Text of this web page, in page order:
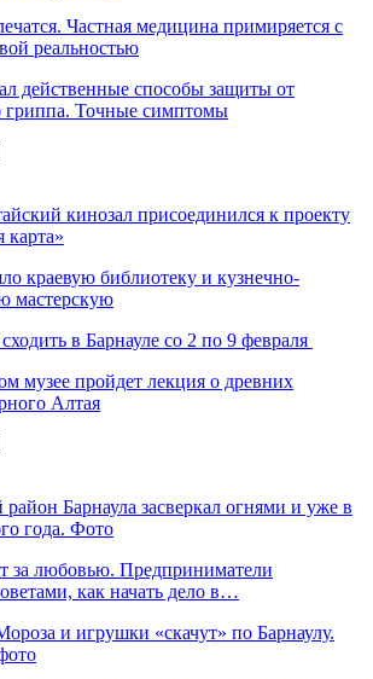
Частная медицина примиряется с
реальностью
действенные способы защиты от
гриппа. Точные симптомы
кинозал присоединился к проекту
краевую библиотеку и кузнечно-
мастерскую
в Барнауле со 2 по 9 февраля
музее пройдет лекция о древних
Алтая
Барнаула засверкал огнями и уже в
года. Фото
за любовью. Предприниматели
как начать дело в…
и игрушки «скачут» по Барнаулу.